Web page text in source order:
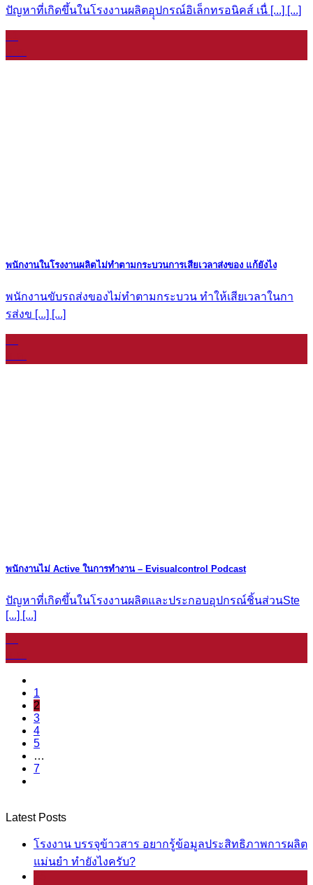
ปัญหาที่เกิดขึ้นในโรงงานผลิตอุุปกรณ์อิเล็กทรอนิคส์ เนื่ [...] [...]
พนักงานในโรงงานผลิตไม่ทำตามกระบวนการเสียเวลาส่งของ แก้ยังไง
พนักงานขับรถส่งของไม่ทำตามกระบวน ทำให้เสียเวลาในกา
รส่งข [...] [...]
พนักงานไม่ Active ในการทำงาน – Evisualcontrol Podcast
ปัญหาที่เกิดขึ้นในโรงงานผลิตและประกอบอุปกรณ์ชิ้นส่วนSte
[...] [...]
1
2
3
4
5
…
7
Latest Posts
โรงงาน บรรจุข้าวสาร อยากรู้ข้อมูลประสิทธิภาพการผลิต
แม่นยำ ทำยังไงครับ?